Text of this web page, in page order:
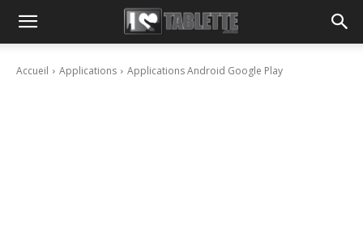
Accueil Applications Applications Android Google Play